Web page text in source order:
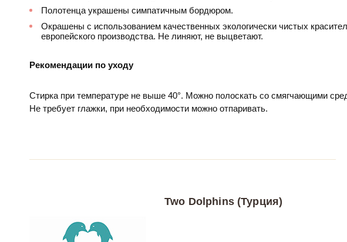
Полотенца украшены симпатичным бордюром.
Окрашены с использованием качественных экологически чистых
европейского производства. Не линяют, не выцветают.
Рекомендации по уходу
Стирка при температуре не выше 40°. Можно полоскать со смягчающими
Не требует глажки, при необходимости можно отпаривать.
Two Dolphins (Турция)